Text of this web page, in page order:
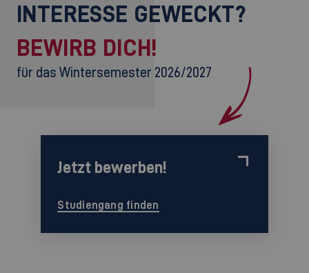
INTERESSE GEWECKT?
BEWIRB DICH!
für das Wintersemester 2026/2027
Jetzt bewerben!
Studiengang finden